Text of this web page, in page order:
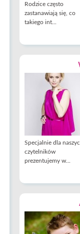
Rodzice często
zastanawiają się, co
takiego int...
Specjalnie dla
czytelników
prezentujemy w...